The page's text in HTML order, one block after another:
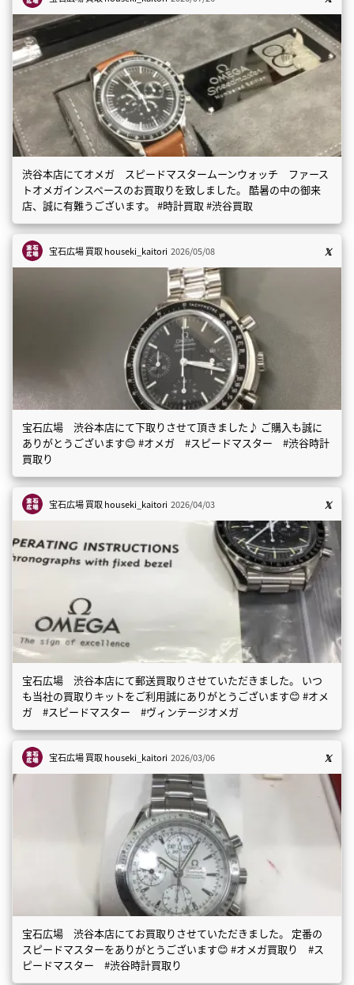
渋谷本店にてオメガ スピードマスタームーンウォッチ ファース
トオメガインスペースのお買取りを致しました。 酷暑の中の御来
店、誠に有難うございます。 #時計買取 #渋谷買取
宝石広場 買取houseki_kaitori 2026/05/08
宝石広場 渋谷本店にて下取りさせて頂きました♪ ご購入も誠に
ありがとうございます😊 #オメガ #スピードマスター #渋谷時計
買取り
宝石広場 買取houseki_kaitori 2026/04/03
宝石広場 渋谷本店にて郵送買取りさせていただきました。 いつ
も当社の買取りキットをご利用誠にありがとうございます😊 #オメ
ガ #スピードマスター #ヴィンテージオメガ
宝石広場 買取houseki_kaitori 2026/03/06
宝石広場 渋谷本店にてお買取りさせていただきました。 定番の
スピードマスターをありがとうございます😊 #オメガ買取り #ス
ピードマスター #渋谷時計買取り